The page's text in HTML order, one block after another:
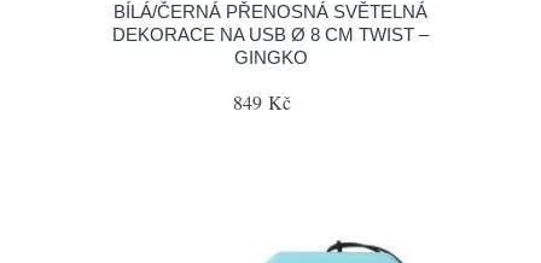
BÍLÁ/ČERNÁ PŘENOSNÁ SVĚTELNÁ
DEKORACE NA USB Ø 8 CM TWIST –
GINGKO
849 Kč